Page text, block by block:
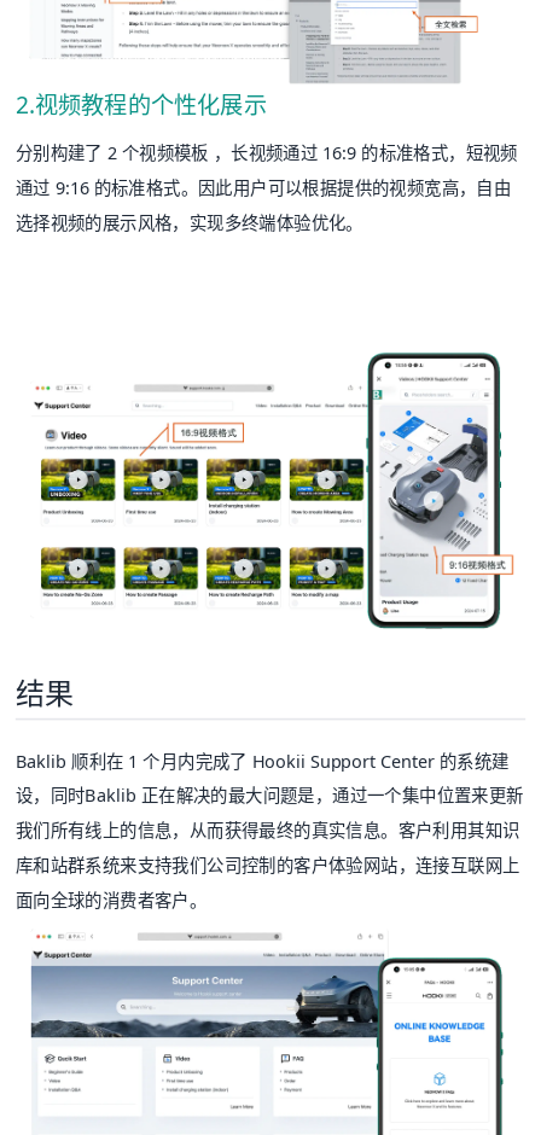
通过 9:16 的标准格式。因此用户可以根据提供的视频宽高，自由
选择视频的展示风格，实现多终端体验优化。
结果
设，同时Baklib 正在解决的最大问题是，通过一个集中位置来更新
我们所有线上的信息，从而获得最终的真实信息。客户利用其知识
库和站群系统来支持我们公司控制的客户体验网站，连接互联网上
面向全球的消费者客户。